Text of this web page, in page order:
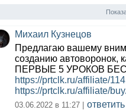
Михаил Кузнецов
Предлагаю вашему
созданию автоворонок,
ПЕРВЫЕ 5 УРОКОВ
https://prtclk.ru/affiliate/
https://prtclk.ru/affiliate/
03.06.2022 в 11:27 | ответить